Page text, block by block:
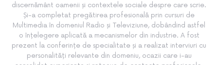
discernământ oamenii și contextele sociale despre care scrie.
Și-a completat pregătirea profesională prin cursuri de
Multimedia în domeniul Radio și Televiziune, dobândind astfel
o înțelegere aplicată a mecanismelor din industrie. A fost
prezent la conferințe de specialitate și a realizat interviuri cu
personalități relevante din domeniu, ocazii care i-au